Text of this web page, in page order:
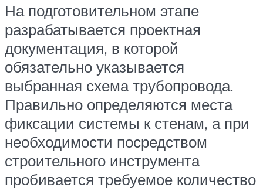
На подготовительном этапе
разрабатывается проектная
документация, в которой
обязательно указывается
выбранная схема трубопровода.
Правильно определяются места
фиксации системы к стенам, а при
необходимости посредством
строительного инструмента
пробивается требуемое количество